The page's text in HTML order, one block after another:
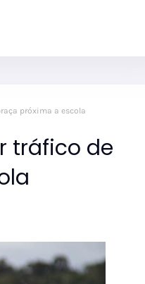
próxima a escola
tráfico de